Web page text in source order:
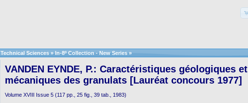
Technical Sciences » In-8º Collection - New Series »
VANDEN EYNDE, P.: Caractéristiques géologiques et
mécaniques des granulats [Lauréat concours 1977]
Volume XVIII Issue 5 (117 pp., 25 fig., 39 tab., 1983)